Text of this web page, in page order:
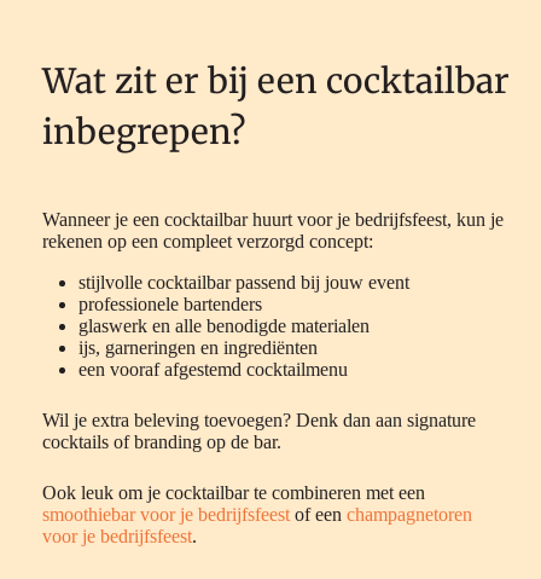
Wat zit er bij een cocktailbar
inbegrepen?
Wanneer je een cocktailbar huurt voor je bedrijfsfeest, kun je
rekenen op een compleet verzorgd concept:
stijlvolle cocktailbar passend bij jouw event
professionele bartenders
glaswerk en alle benodigde materialen
ijs, garneringen en ingrediënten
een vooraf afgestemd cocktailmenu
Wil je extra beleving toevoegen? Denk dan aan signature
cocktails of branding op de bar.
Ook leuk om je cocktailbar te combineren met een
smoothiebar voor je bedrijfsfeest of een champagnetoren
voor je bedrijfsfeest.